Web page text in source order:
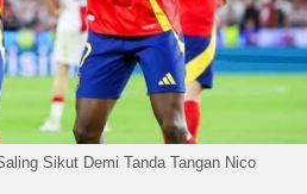
Sikut Demi Tanda Tangan Nico